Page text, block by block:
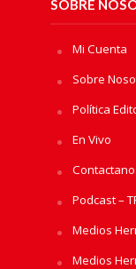
SOBRE
Mi Cuenta
Sobre
Política
En Vivo
Podcast –
Medios
Medios